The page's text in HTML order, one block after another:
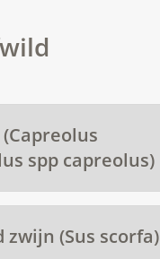
(Capreolus
spp capreolus)
zwijn (Sus scorfa)